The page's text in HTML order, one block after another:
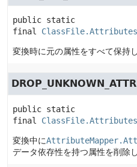
public static
final
変換時に元の属性をすべて保持し
public static
final
変換中に
データ依存性を持つ属性を削除し